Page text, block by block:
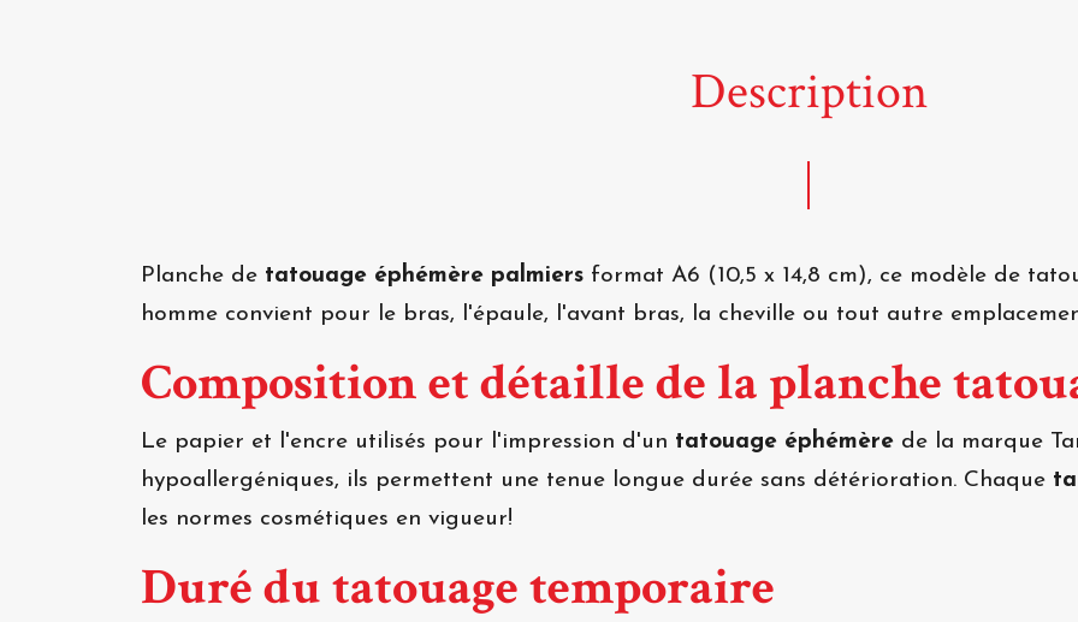
Description
Planche de tatouage éphémère palmiers format A6 (10,5 x 14,8 cm), ce modèle de
homme convient pour le bras, l'épaule, l'avant bras, la cheville ou tout autre
Composition et détaille de la planche
Le papier et l'encre utilisés pour l'impression d'un tatouage éphémère de la marque
hypoallergéniques, ils permettent une tenue longue durée sans détérioration. Chaque
les normes cosmétiques en vigueur!
Duré du tatouage temporaire